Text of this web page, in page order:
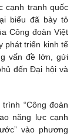
cạnh tranh quốc
biểu đã bày tỏ
Công đoàn Việt
phát triển kinh tế
vấn đề lớn, gửi
đến Đại hội và
“Công đoàn
năng lực cạnh
vào phương